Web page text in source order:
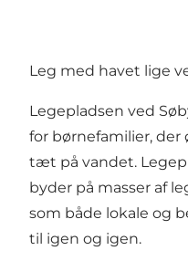
Leg med havet lige
Legepladsen ved
for børnefamilier, der
tæt på vandet.
byder på masser af
som både lokale og
til igen og igen.